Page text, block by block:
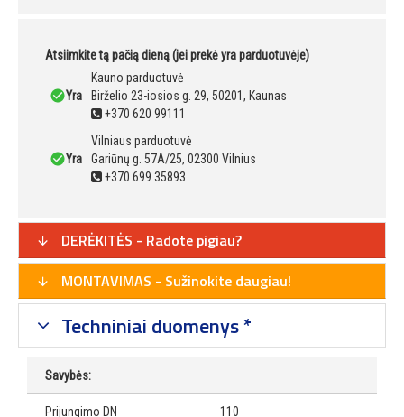
Atsiimkite tą pačią dieną (jei prekė yra parduotuvėje)
Yra
Kauno parduotuvė
Birželio 23-iosios g. 29, 50201, Kaunas
+370 620 99111
Yra
Vilniaus parduotuvė
Gariūnų g. 57A/25, 02300 Vilnius
+370 699 35893
DERĖKITĖS - Radote pigiau?
MONTAVIMAS - Sužinokite daugiau!
Techniniai duomenys *
Savybės:
Prijungimo DN 110